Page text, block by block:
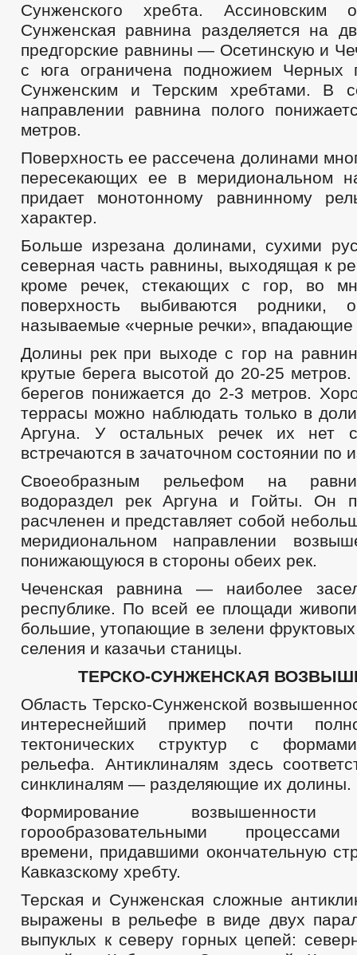
Сунженского хребта. Ассиновским
Сунженская равнина разделяется на
предгорские равнины — Осетинскую и
с юга ограничена подножием Черных
Сунженским и Терским хребтами. В
направлении равнина полого
метров.
Поверхность ее рассечена долинами
пересекающих ее в меридиональном
придает монотонному равнинному
характер.
Больше изрезана долинами, сухими
северная часть равнины, выходящая к
кроме речек, стекающих с гор, во
поверхность выбиваются родники,
называемые «черные речки», впадающие
Долины рек при выходе с гор на
крутые берега высотой до 20-25
берегов понижается до 2-3 метров.
террасы можно наблюдать только в
Аргуна. У остальных речек их нет
встречаются в зачаточном состоянии по
Своеобразным рельефом на
водораздел рек Аргуна и Гойты. Он
расчленен и представляет собой
меридиональном направлении
понижающуюся в стороны обеих рек.
Чеченская равнина — наиболее
республике. По всей ее площади
большие, утопающие в зелени фруктовых
селения и казачьи станицы.
ТЕРСКО-СУНЖЕНСКАЯ
Область Терско-Сунженской
интереснейший пример почти
тектонических структур с
рельефа. Антиклиналям здесь
синклиналям — разделяющие их долины.
Формирование
горообразовательными процессами
времени, придавшими окончательную
Кавказскому хребту.
Терская и Сунженская сложные
выражены в рельефе в виде двух
выпуклых к северу горных цепей: